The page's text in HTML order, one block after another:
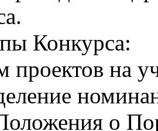
Конкурса:
проектов на
о